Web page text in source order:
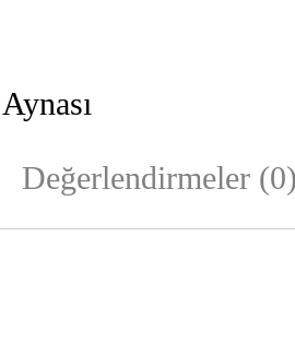
Değerlendirmeler (0)